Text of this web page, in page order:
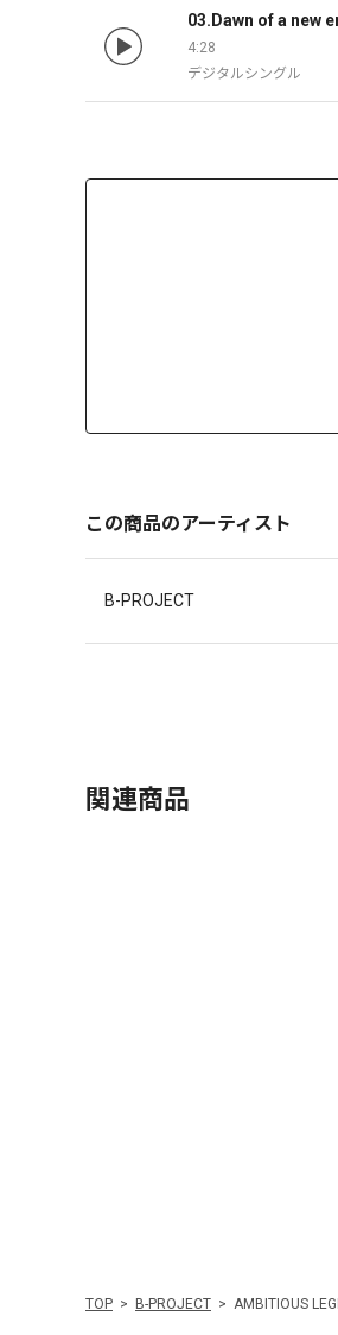
03.Dawn of a new
4:28
デジタルシングル
この商品のアーティスト
B-PROJECT
関連商品
TOP B-PROJECT AMBITIOUS